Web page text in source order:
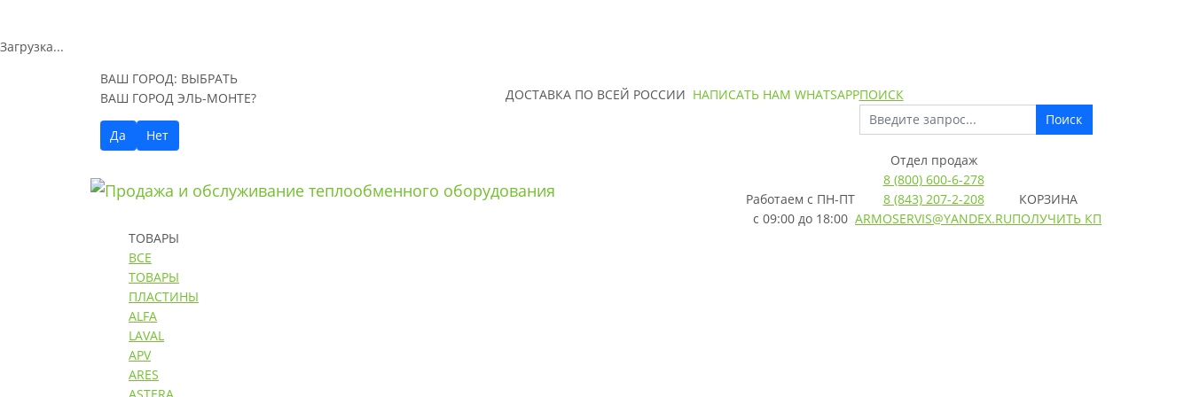
Загрузка...
ВАШ ГОРОД: ВЫБРАТЬ
ВАШ ГОРОД ЭЛЬ-МОНТЕ?
Да Нет
ДОСТАВКА ПО ВСЕЙ РОССИИ НАПИСАТЬ НАМ WHATSAPPПОИСК
Поиск
Работаем с ПН-ПТ
с 09:00 до 18:00
Отдел продаж
8 (800) 600-6-278
8 (843) 207-2-208
ARMOSERVIS@YANDEX.RU
КОРЗИНА
ПОЛУЧИТЬ КП
ТОВАРЫ
ВСЕ
ТОВАРЫ
ПЛАСТИНЫ
ALFA
LAVAL
APV
ARES
ASTERA